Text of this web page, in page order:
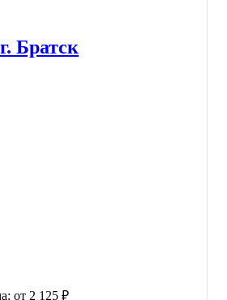
Братск
от 2 125 ₽